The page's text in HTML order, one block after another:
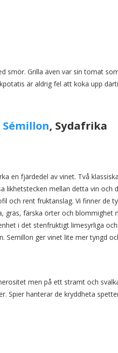
smör. Grilla även var sin tomat
är aldrig fel att koka upp
, Sydafrika
en fjärdedel av vinet. Två
likhetstecken mellan detta vin och
och rent fruktanslag. Vi finner de
gräs, färska örter och blommighet
i det stenfruktigt limesyrliga
Semillon ger vinet lite mer tyngd
men på ett stramt och
Spier hanterar de kryddheta